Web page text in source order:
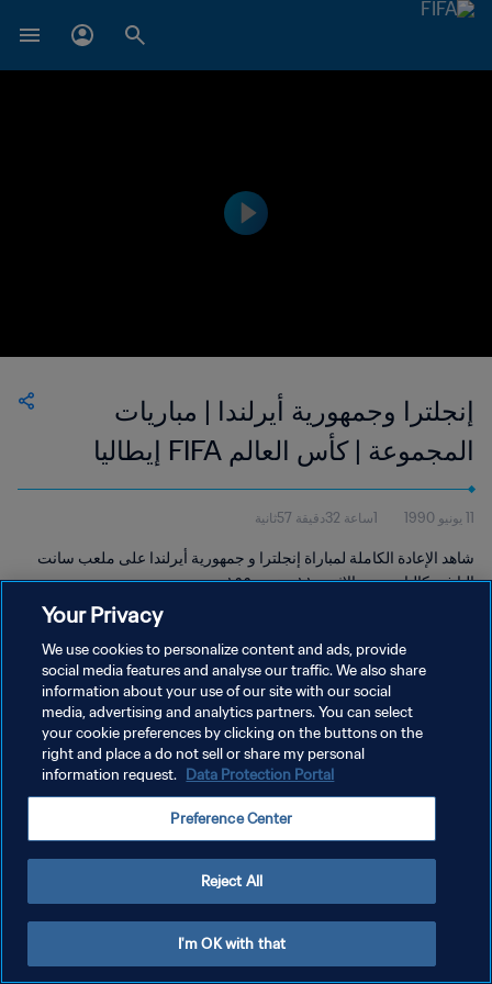
إنجلترا وجمهورية أيرلندا | مباريات
المجموعة | كأس العالم FIFA إيطاليا
١٩٩٠ | إعادة المباراة
11 يونيو 1990 1ساعة 32دقيقة 57ثانية
شاهد الإعادة الكاملة لمباراة إنجلترا و جمهورية أيرلندا على ملعب سانت
إليا في كالياري يوم الاثنين ١١ يونيو ١٩٩٠.
سياسة الخصوصية
PREFERENCE CENTER
Your Privacy
We use cookies to personalize content and ads, provide
social media features and analyse our traffic. We also share
information about your use of our site with our social
media, advertising and analytics partners. You can select
your cookie preferences by clicking on the buttons on the
right and place a do not sell or share my personal
information request. Data Protection Portal
Preference Center
Reject All
I'm OK with that